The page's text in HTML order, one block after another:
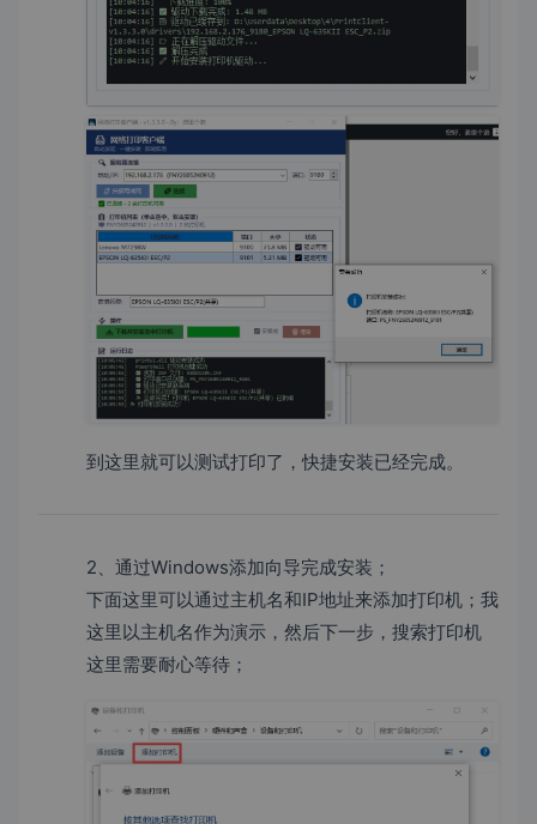
到这里就可以测试打印了，快捷安装已经完成。
2、通过Windows添加向导完成安装；
下面这里可以通过主机名和IP地址来添加打印机；我
这里以主机名作为演示，然后下一步，搜索打印机
这里需要耐心等待；